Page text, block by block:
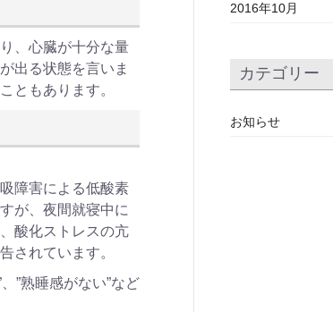
、心臓が十分な量
出る状態を言いま
ともあります。
障害による低酸素
が、夜間就寝中に
酸化ストレスの亢
されています。
”熟睡感がない”など
2016年10月
カテゴリー
お知らせ